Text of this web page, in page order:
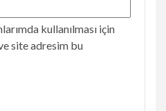
kullanılması için
site adresim bu